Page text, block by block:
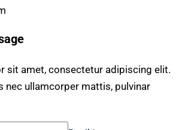
sit amet, consectetur adipiscing elit.
nec ullamcorper mattis, pulvinar